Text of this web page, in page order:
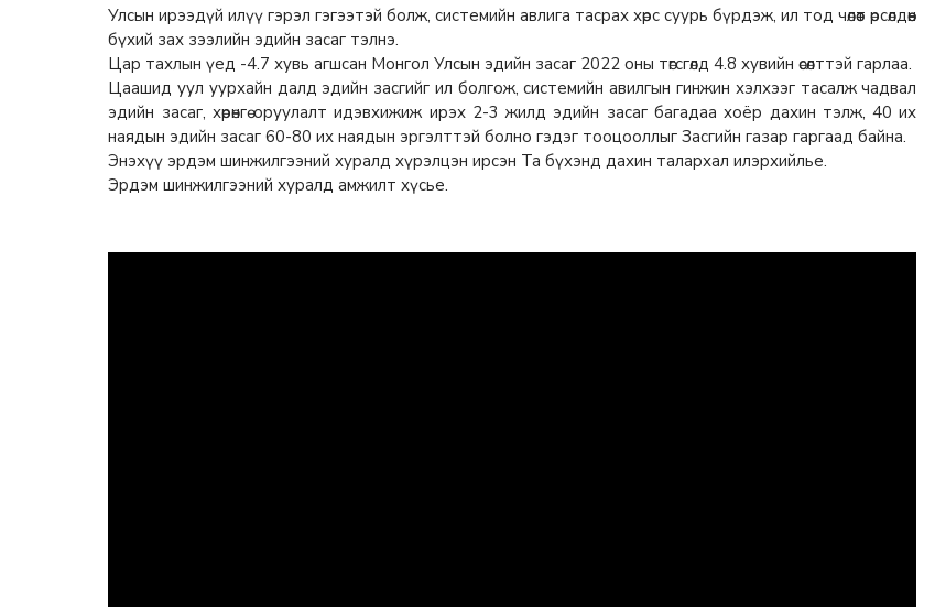
Улсын ирээдүй илүү гэрэл гэгээтэй болж, системийн авлига тасрах хөрс суурь бүрдэж, ил тод чөлөөт өрсөлдөөн
бүхий зах зээлийн эдийн засаг тэлнэ.
Цар тахлын үед -4.7 хувь агшсан Монгол Улсын эдийн засаг 2022 оны төгсгөлд 4.8 хувийн өсөлттэй гарлаа.
Цаашид уул уурхайн далд эдийн засгийг ил болгож, системийн авилгын гинжин хэлхээг тасалж чадвал
эдийн засаг, хөрөнгө оруулалт идэвхижиж ирэх 2-3 жилд эдийн засаг багадаа хоёр дахин тэлж, 40 их
наядын эдийн засаг 60-80 их наядын эргэлттэй болно гэдэг тооцооллыг Засгийн газар гаргаад байна.
Энэхүү эрдэм шинжилгээний хуралд хүрэлцэн ирсэн Та бүхэнд дахин талархал илэрхийлье.
Эрдэм шинжилгээний хуралд амжилт хүсье.